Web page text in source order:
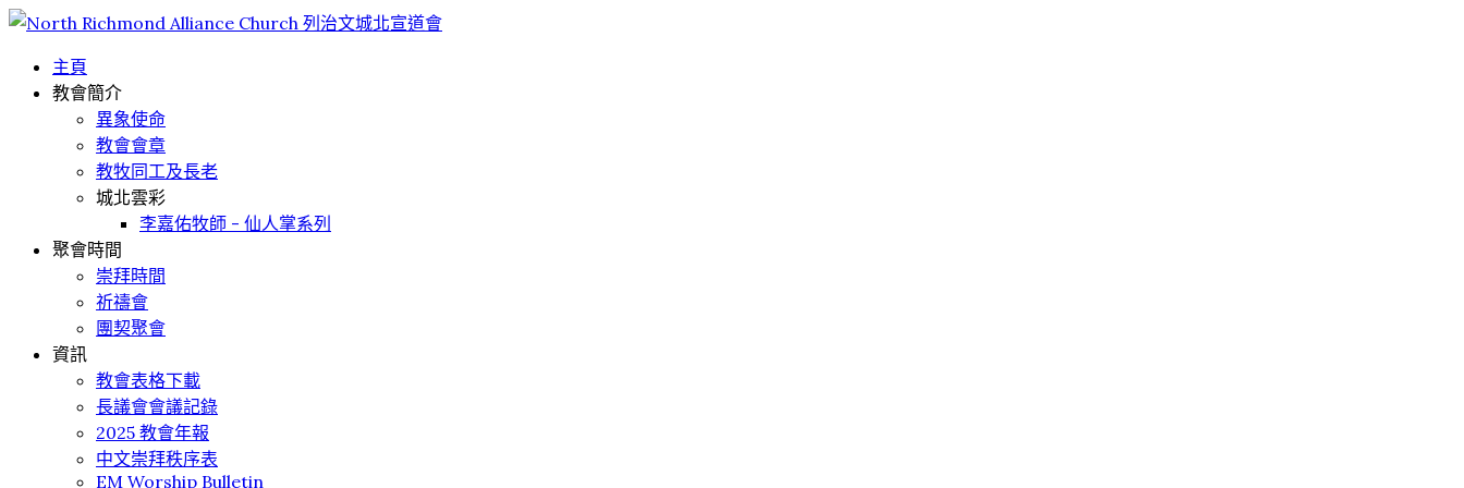
主頁
教會簡介
異象使命
教會會章
教牧同工及長老
城北雲彩
李嘉佑牧師 - 仙人掌系列
聚會時間
崇拜時間
祈禱會
團契聚會
資訊
教會表格下載
長議會會議記錄
2025 教會年報
中文崇拜秩序表
EM Worship Bulletin